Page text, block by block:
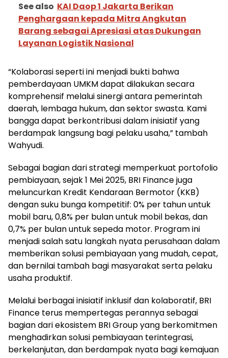
See also KAI Daop 1 Jakarta Berikan
Penghargaan kepada Mitra Angkutan
Barang sebagai Apresiasi atas Dukungan
Layanan Logistik Nasional
“Kolaborasi seperti ini menjadi bukti bahwa
pemberdayaan UMKM dapat dilakukan secara
komprehensif melalui sinergi antara pemerintah
daerah, lembaga hukum, dan sektor swasta. Kami
bangga dapat berkontribusi dalam inisiatif yang
berdampak langsung bagi pelaku usaha,” tambah
Wahyudi.
Sebagai bagian dari strategi memperkuat portofolio
pembiayaan, sejak 1 Mei 2025, BRI Finance juga
meluncurkan Kredit Kendaraan Bermotor (KKB)
dengan suku bunga kompetitif: 0% per tahun untuk
mobil baru, 0,8% per bulan untuk mobil bekas, dan
0,7% per bulan untuk sepeda motor. Program ini
menjadi salah satu langkah nyata perusahaan dalam
memberikan solusi pembiayaan yang mudah, cepat,
dan bernilai tambah bagi masyarakat serta pelaku
usaha produktif.
Melalui berbagai inisiatif inklusif dan kolaboratif, BRI
Finance terus mempertegas perannya sebagai
bagian dari ekosistem BRI Group yang berkomitmen
menghadirkan solusi pembiayaan terintegrasi,
berkelanjutan, dan berdampak nyata bagi kemajuan